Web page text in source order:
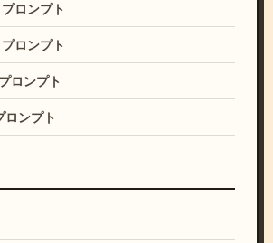
ロンプト
ロンプト
ロンプト
ンプト